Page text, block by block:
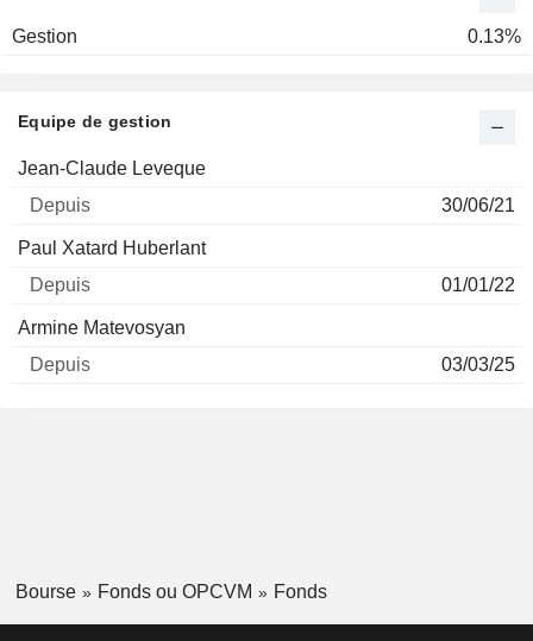
Gestion 0.13%
Equipe de gestion
Nom Depuis
Jean-Claude Leveque
30/06/21
Paul Xatard Huberlant
01/01/22
Armine Matevosyan
03/03/25
Bourse Fonds ou OPCVM Fonds